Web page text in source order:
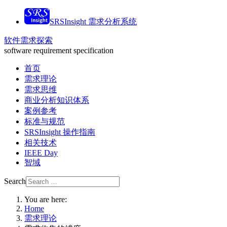
SRSInsight 需求分析系统
软件需求探索
software requirement specification
首页
需求理论
需求思维
商业分析知识体系
案例参考
标准与规范
SRSInsight 操作指南
相关技术
IEEE Day
智域
Search
You are here:
Home
需求理论